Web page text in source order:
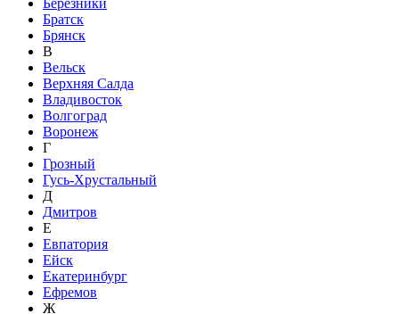
Братск
Брянск
В
Вельск
Верхняя Салда
Владивосток
Волгоград
Воронеж
Г
Грозный
Гусь-Хрустальный
Д
Дмитров
Е
Евпатория
Ейск
Екатеринбург
Ефремов
Ж